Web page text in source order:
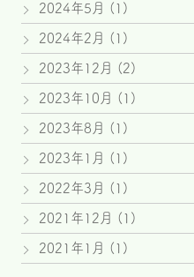
2024年5月 (1)
2024年2月 (1)
2023年12月 (2)
2023年10月 (1)
2023年8月 (1)
2023年1月 (1)
2022年3月 (1)
2021年12月 (1)
2021年1月 (1)